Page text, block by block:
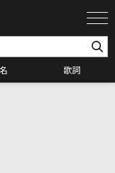
歌詞